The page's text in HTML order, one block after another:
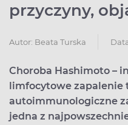
przyczyny,
Autor: Beata Turska
Choroba Hashimoto –
limfocytowe zapalenie
autoimmunologiczne
jedna z